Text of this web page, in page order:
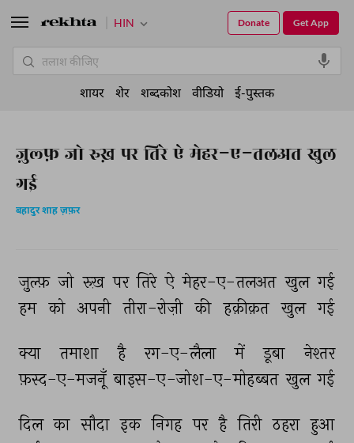
ज़ुल्फ़ जो रुख़ पर तिरे ऐ मेहर-ए-तलअत खुल
गई
बहादुर शाह ज़फ़र
ज़ुल्फ़ जो रुख़ पर तिरे ऐ मेहर-ए-तलअत खुल गई
हम को अपनी तीरा-रोज़ी की हक़ीक़त खुल गई
क्या तमाशा है रग-ए-लैला में डूबा
नेश्तर
फ़स्द-ए-मजनूँ बाइस-ए-जोश-ए-मोहब्बत खुल गई
दिल का सौदा इक निगह पर है तिरी ठहरा हुआ
HIN Get App
Donate
शायर शेर शब्दकोश वीडियो ई-पुस्तक